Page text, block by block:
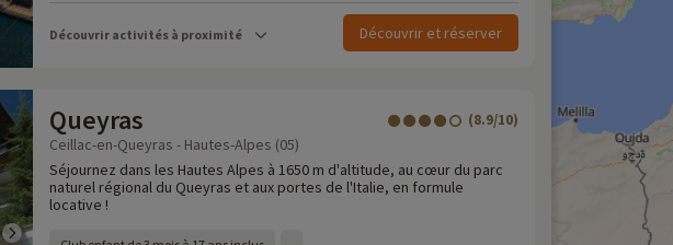
Découvrir activités à proximité Découvrir et réserver
Queyras (8.9/10)
Ceillac-en-Queyras - Hautes-Alpes (05)
Séjournez dans les Hautes Alpes à 1650 m d'altitude, au cœur du parc
naturel régional du Queyras et aux portes de l'Italie, en formule
locative !